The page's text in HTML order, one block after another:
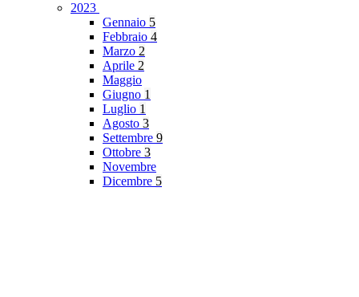
2023
Gennaio 5
Febbraio 4
Marzo 2
Aprile 2
Maggio
Giugno 1
Luglio 1
Agosto 3
Settembre 9
Ottobre 3
Novembre
Dicembre 5